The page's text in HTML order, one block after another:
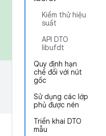
Kiểm thử hiệu
suất
API DTO
libufdt
Quy định hạn
chế đối với nút
gốc
Sử dụng các lớp
phủ được nén
Triển khai DTO
mẫu